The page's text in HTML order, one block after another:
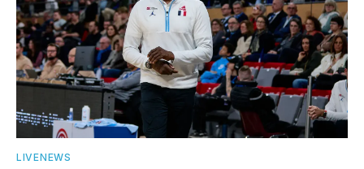
LIVENEWS